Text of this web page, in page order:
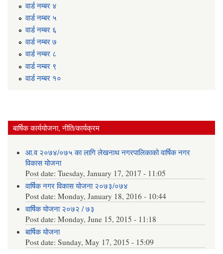
वार्ड न‌म्बर ४
वार्ड न‌म्बर ५
वार्ड न‌म्बर ६
वार्ड न‌म्बर ७
वार्ड न‌म्बर ८
वार्ड न‌म्बर ९
वार्ड न‌म्बर १०
बार्षिक कार्ययोजना, नीति/कार्यक्रम
आ.व २०७४/०७५ का लागि लेखनाथ नगरपालिकाको वार्षिक नगर
विकास योजना
Post date:Tuesday, January 17, 2017 - 11:05
वार्षिक नगर विकास योजना २०७३/०७४
Post date:Monday, January 18, 2016 - 10:44
वार्षिक योजना २०७२ / ७३
Post date:Monday, June 15, 2015 - 11:18
बार्षिक योजना
Post date:Sunday, May 17, 2015 - 15:09